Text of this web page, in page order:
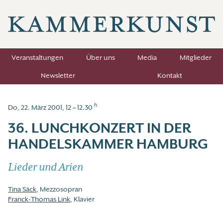
Veranstaltungen Über uns Media
Mitglieder
Newsletter
Kontakt
Do, 22. März 2001, 12 – 12.30 h
36. LUNCHKONZERT IN DER
HANDELSKAMMER HAMBURG
Lieder und Arien
Tina Säck, Mezzosopran
Franck-Thomas Link, Klavier